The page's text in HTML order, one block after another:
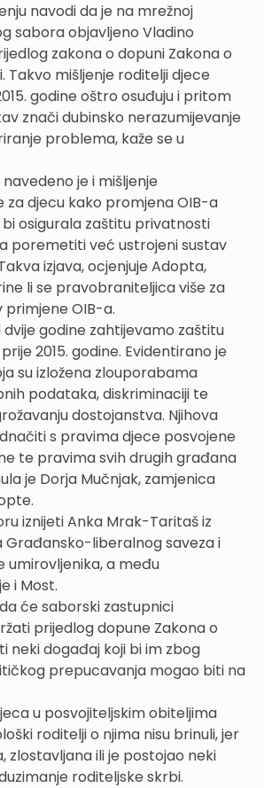
navodi da je na mrežnoj
sabora objavljeno Vladino
zakona o dopuni Zakona o
Takvo mišljenje roditelji djece
godine oštro osuđuju i pritom
znači dubinsko nerazumijevanje
problema, kaže se u
je i mišljenje
djecu kako promjena OIB-a
osigurala zaštitu privatnosti
poremetiti već ustrojeni sustav
izjava, ocjenjuje Adopta,
li se pravobraniteljica više za
primjene OIB-a.
dvije godine zahtijevamo zaštitu
2015. godine. Evidentirano je
su izložena zlouporabama
podataka, diskriminaciji te
dostojanstva. Njihova
s pravima djece posvojene
te pravima svih drugih građana
je Dorja Mučnjak, zamjenica
iznijeti Anka Mrak-Taritaš iz
Građansko-liberalnog saveza i
umirovljenika, a među
i Most.
će saborski zastupnici
prijedlog dopune Zakona o
neki događaj koji bi im zbog
prepucavanja mogao biti na
u posvojiteljskim obiteljima
roditelji o njima nisu brinuli, jer
zlostavljana ili je postojao neki
roditeljske skrbi.